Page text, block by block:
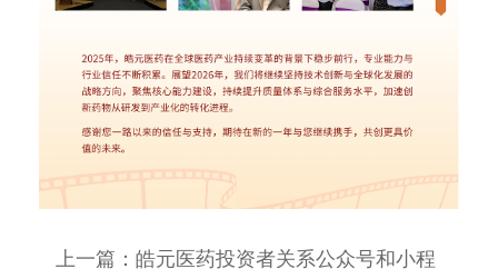
上一篇：皓元医药投资者关系公众号和小程